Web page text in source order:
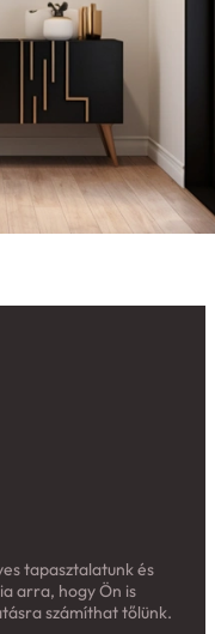
tapasztalatunk és
arra, hogy Ön is
számíthat tőlünk.